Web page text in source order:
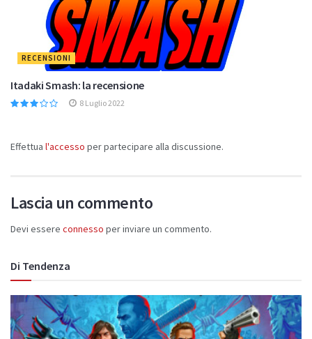
RECENSIONI
Itadaki Smash: la recensione
8 Luglio 2022
Effettua l'accesso per partecipare alla discussione.
Lascia un commento
Devi essere connesso per inviare un commento.
Di Tendenza